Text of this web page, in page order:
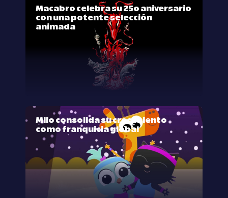
Macabro celebra su 25º aniversario
con una potente selección
animada
Milo consolida su crecimiento
como franquicia global